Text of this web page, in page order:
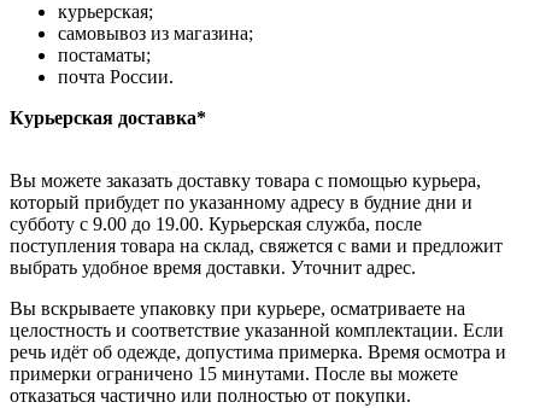
курьерская;
самовывоз из магазина;
постаматы;
почта России.
Курьерская доставка*
Вы можете заказать доставку товара с помощью курьера,
который прибудет по указанному адресу в будние дни и
субботу с 9.00 до 19.00. Курьерская служба, после
поступления товара на склад, свяжется с вами и предложит
выбрать удобное время доставки. Уточнит адрес.
Вы вскрываете упаковку при курьере, осматриваете на
целостность и соответствие указанной комплектации. Если
речь идёт об одежде, допустима примерка. Время осмотра и
примерки ограничено 15 минутами. После вы можете
отказаться частично или полностью от покупки.